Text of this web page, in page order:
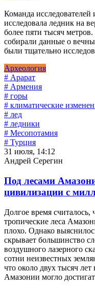
Команда
исследовала ледник на
более пяти тысяч
собирали данные о
были тщательно
Археология
# Арарат
# Армения
# горы
# климатические
# лед
# ледники
# Месопотамия
# Турция
31 июля, 14:12
Андрей Серегин
Под лесами
цивилизации с
Долгое время считалось,
тропические леса
плохо. Однако
скрывает большинство
воздушного лазерного
сотни неизвестных
что около двух тысяч
Амазонии могло